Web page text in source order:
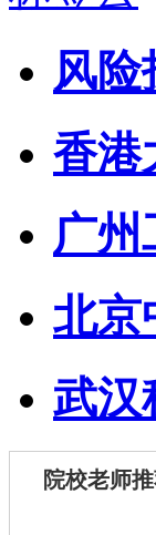
风险
香港
广州
北京
武汉
院校老师